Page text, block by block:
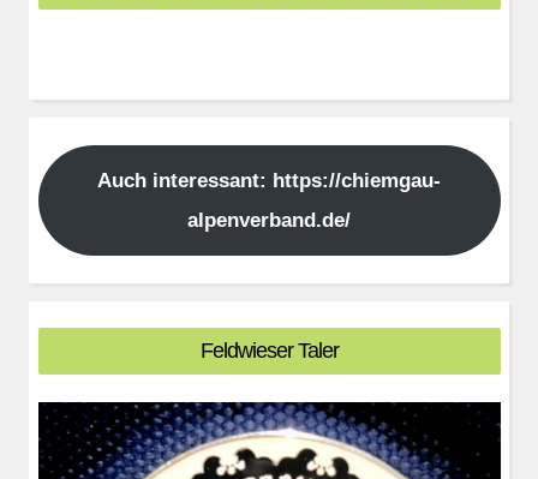
Auch interessant: https://chiemgau-
alpenverband.de/
Feldwieser Taler